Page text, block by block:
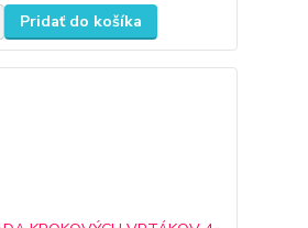
Pridať do košíka